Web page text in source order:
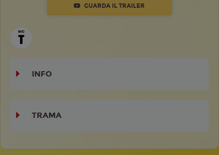
GUARDA IL TRAILER
INFO
TRAMA